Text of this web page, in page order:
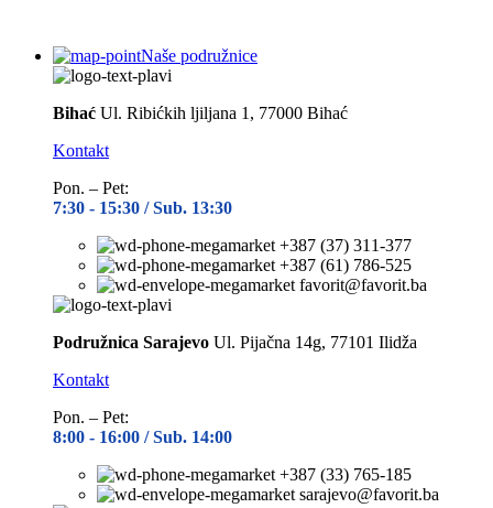
Naše podružnice
Bihać Ul. Ribićkih ljiljana 1, 77000 Bihać
Kontakt
Pon. – Pet:
7:30 - 15:30 / Sub. 13:30
+387 (37) 311-377
+387 (61) 786-525
favorit@favorit.ba
Podružnica Sarajevo Ul. Pijačna 14g, 77101 Ilidža
Kontakt
Pon. – Pet:
8:00 - 16:00 / Sub. 14:00
+387 (33) 765-185
sarajevo@favorit.ba